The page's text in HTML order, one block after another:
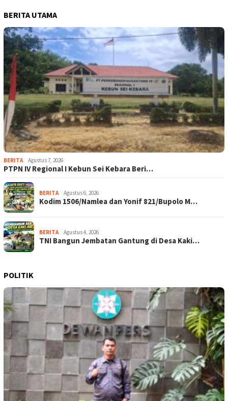
BERITA UTAMA
BERITA Agustus 7, 2026
PTPN IV Regional I Kebun Sei Kebara Beri…
BERITA Agustus 6, 2026
Kodim 1506/Namlea dan Yonif 821/Bupolo M…
BERITA Agustus 4, 2026
TNI Bangun Jembatan Gantung di Desa Kaki…
POLITIK